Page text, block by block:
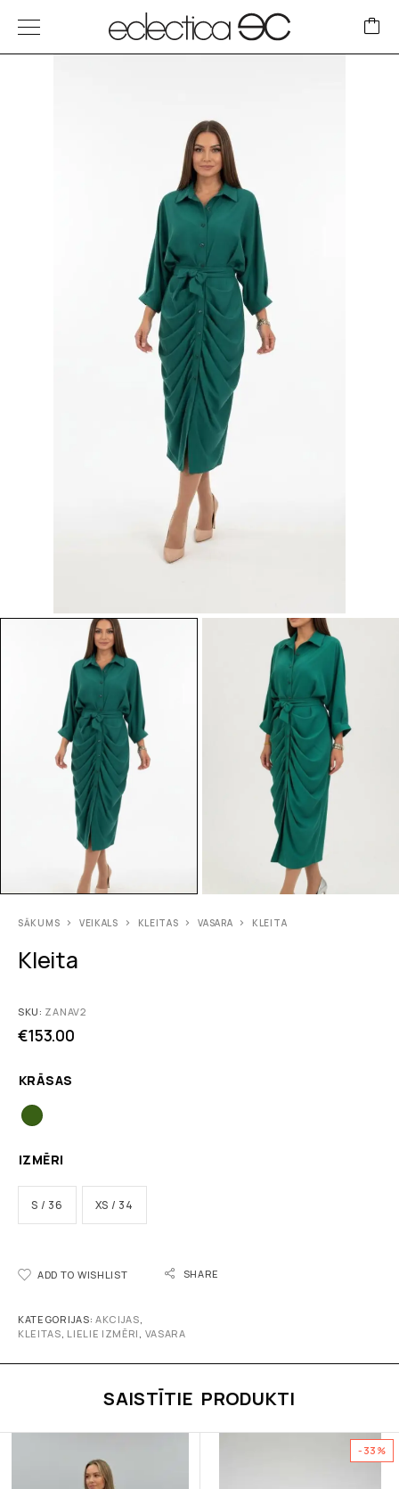
SĀKUMS VEIKALS KLEITAS VASARA KLEITA
Kleita
SKU: ZANAV2
€153.00
KRĀSAS
IZMĒRI
S / 36 XS / 34
ADD TO WISHLIST SHARE
KATEGORIJAS: AKCIJAS,
KLEITAS, LIELIE IZMĒRI , VASARA
SAISTĪTIE PRODUKTI
-33%